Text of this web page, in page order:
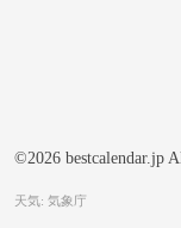
©2026 bestcalendar.jp
天気: 気象庁